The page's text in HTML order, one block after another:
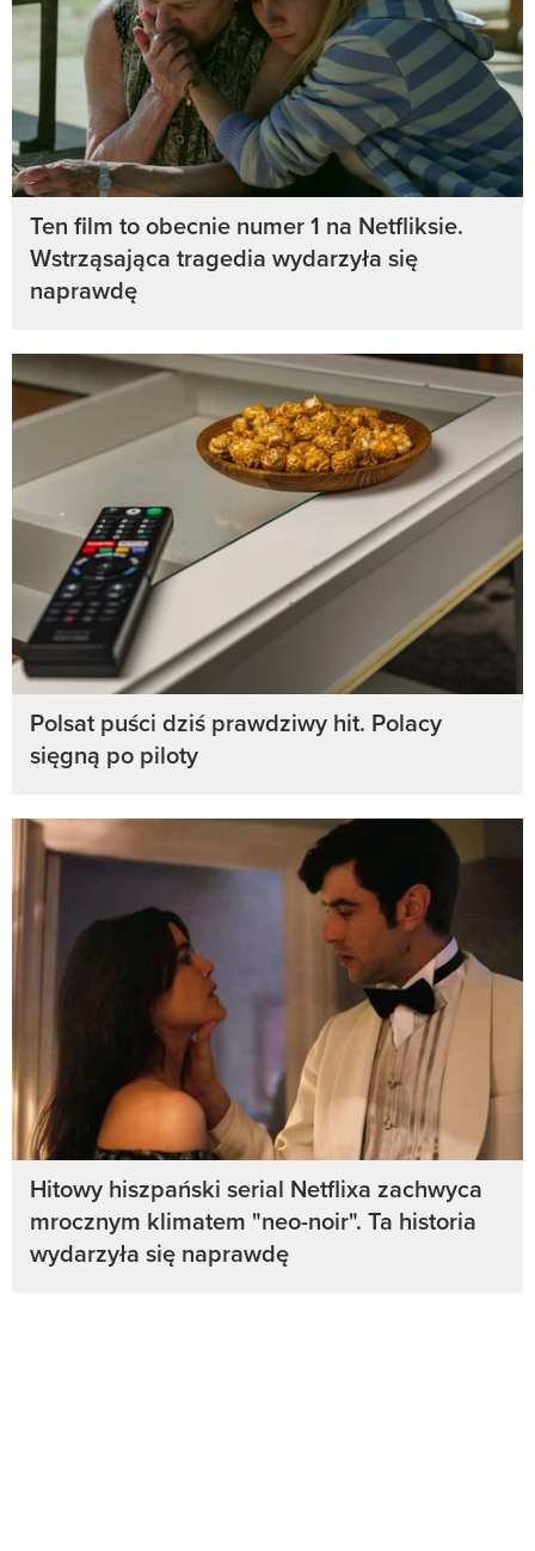
Ten film to obecnie numer 1 na Netfliksie.
Wstrząsająca tragedia wydarzyła się
naprawdę
Polsat puści dziś prawdziwy hit. Polacy
sięgną po piloty
Hitowy hiszpański serial Netflixa zachwyca
mrocznym klimatem "neo-noir". Ta historia
wydarzyła się naprawdę